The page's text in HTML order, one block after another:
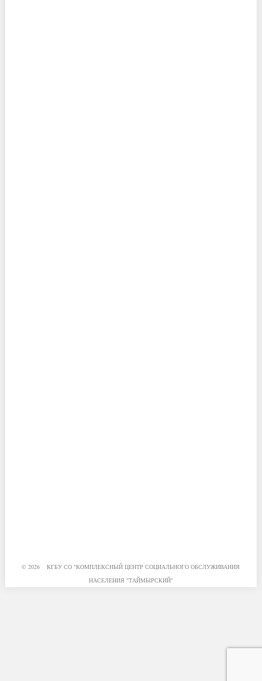
© 2026 КГБУ СО "КОМПЛЕКСНЫЙ ЦЕНТР СОЦИАЛЬНОГО ОБСЛУЖИВАНИЯ
НАСЕЛЕНИЯ "ТАЙМЫРСКИЙ"